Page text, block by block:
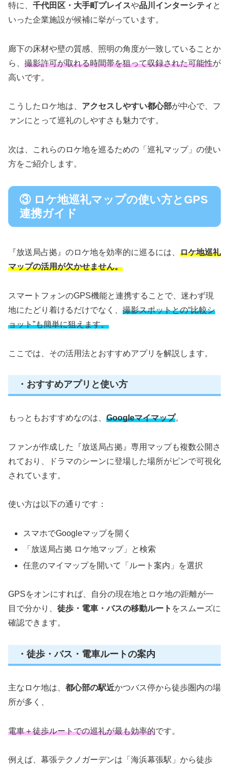
特に、 千代田区・大手町プレイスや品川インターシティ と
いった企業施設が候補に挙がっています。
廊下の床材や壁の質感、照明の角度が一致していることか
ら、 撮影許可が取れる時間帯を狙って収録された可能性が
高いです。
こうしたロケ地は、 アクセスしやすい都心部が中心で、フ
ァンにとって巡礼のしやすさも魅力です。
次は、これらのロケ地を巡るための「巡礼マップ」の使い
方をご紹介します。
③ ロケ地巡礼マップの使い方とGPS
連携ガイド
『放送局占拠』のロケ地を効率的に巡るには、 ロケ地巡礼
マップの活用が欠かせません。
スマートフォンのGPS機能と連携することで、迷わず現
地にたどり着けるだけでなく、 撮影スポットとの“比較シ
ョット”も簡単に狙えます。
ここでは、その活用法とおすすめアプリを解説します。
・おすすめアプリと使い方
もっともおすすめなのは、 Googleマイマップ。
ファンが作成した『放送局占拠』専用マップも複数公開さ
れており、ドラマのシーンに登場した場所がピンで可視化
されています。
使い方は以下の通りです：
スマホでGoogleマップを開く
「放送局占拠 ロケ地マップ」と検索
任意のマイマップを開いて「ルート案内」を選択
GPSをオンにすれば、自分の現在地とロケ地の距離が一
目で分かり、 徒歩・電車・バスの移動ルート をスムーズに
確認できます。
・徒歩・バス・電車ルートの案内
主なロケ地は、 都心部の駅近かつバス停から徒歩圏内の場
所が多く、
電車＋徒歩ルートでの巡礼が最も効率的です。
例えば、幕張テクノガーデンは「海浜幕張駅」から徒歩